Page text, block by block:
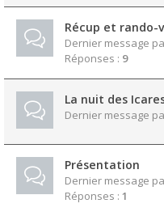
Récup et rando-
Dernier message
Réponses : 9
La nuit des
Dernier message
Présentation
Dernier message
Réponses : 1